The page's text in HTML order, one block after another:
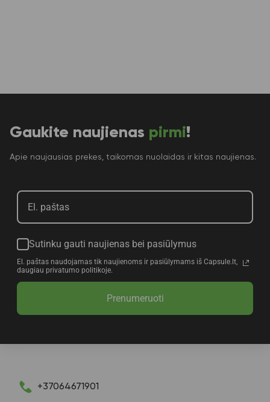
Gaukite naujienas pirmi!
Apie naujausias prekes, taikomas nuolaidas ir kitas naujienas.
Sutinku gauti naujienas bei pasiūlymus
El. paštas naudojamas tik naujienoms ir pasiūlymams iš Capsule.lt,
daugiau privatumo politikoje.
Prenumeruoti
+37064671901